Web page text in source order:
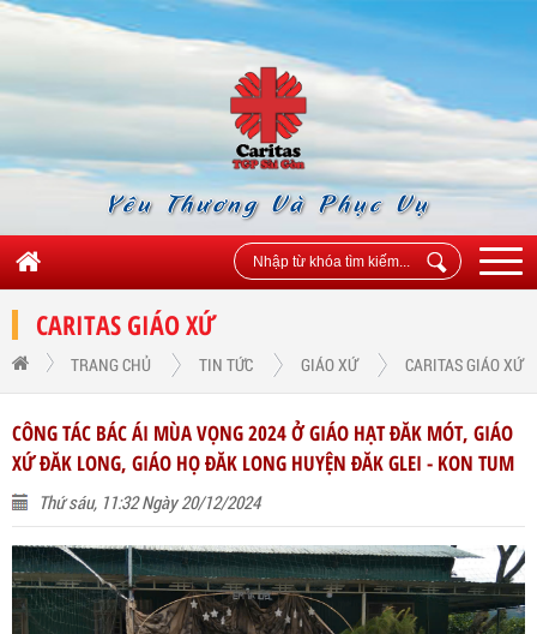
Yêu Thương Và Phục Vụ
CARITAS GIÁO XỨ
TRANG CHỦ TIN TỨC GIÁO XỨ CARITAS GIÁO XỨ
CÔNG TÁC BÁC ÁI MÙA VỌNG 2024 Ở GIÁO HẠT ĐĂK MÓT, GIÁO
XỨ ĐĂK LONG, GIÁO HỌ ĐĂK LONG HUYỆN ĐĂK GLEI - KON TUM
Thứ sáu, 11:32 Ngày 20/12/2024